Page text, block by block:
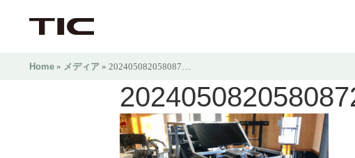
Home » メディア » 202405082058087…